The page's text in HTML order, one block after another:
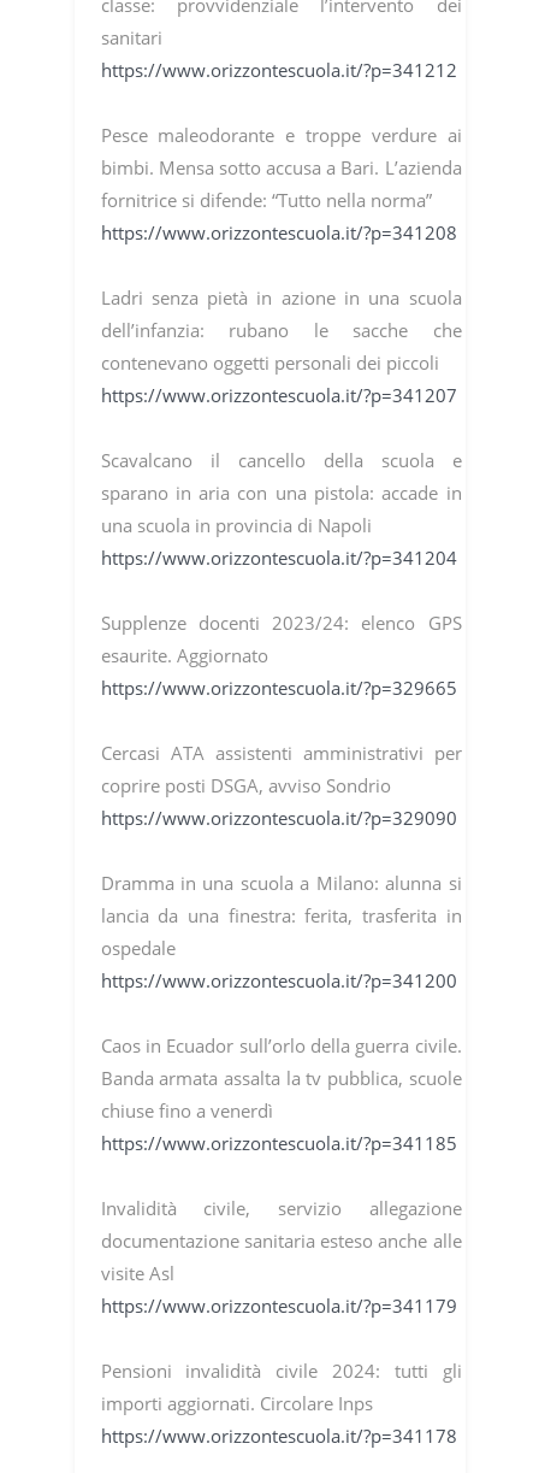
classe: provvidenziale l’intervento dei
sanitari
https://www.orizzontescuola.it/?p=341212
Pesce maleodorante e troppe verdure ai
bimbi. Mensa sotto accusa a Bari. L’azienda
fornitrice si difende: “Tutto nella norma”
https://www.orizzontescuola.it/?p=341208
Ladri senza pietà in azione in una scuola
dell’infanzia: rubano le sacche che
contenevano oggetti personali dei piccoli
https://www.orizzontescuola.it/?p=341207
Scavalcano il cancello della scuola e
sparano in aria con una pistola: accade in
una scuola in provincia di Napoli
https://www.orizzontescuola.it/?p=341204
Supplenze docenti 2023/24: elenco GPS
esaurite. Aggiornato
https://www.orizzontescuola.it/?p=329665
Cercasi ATA assistenti amministrativi per
coprire posti DSGA, avviso Sondrio
https://www.orizzontescuola.it/?p=329090
Dramma in una scuola a Milano: alunna si
lancia da una finestra: ferita, trasferita in
ospedale
https://www.orizzontescuola.it/?p=341200
Caos in Ecuador sull’orlo della guerra civile.
Banda armata assalta la tv pubblica, scuole
chiuse fino a venerdì
https://www.orizzontescuola.it/?p=341185
Invalidità civile, servizio allegazione
documentazione sanitaria esteso anche alle
visite Asl
https://www.orizzontescuola.it/?p=341179
Pensioni invalidità civile 2024: tutti gli
importi aggiornati. Circolare Inps
https://www.orizzontescuola.it/?p=341178